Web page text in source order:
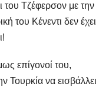
του Τζέφερσον με την
του Κένεντι δεν έχει
επίγονοί του,
Τουρκία να εισβάλλει